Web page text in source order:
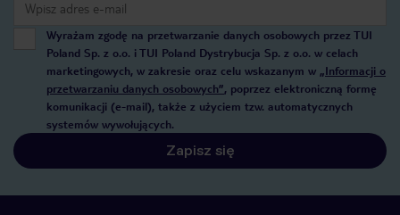
Wyrażam zgodę na przetwarzanie danych osobowych przez TUI
Poland Sp. z o.o. i TUI Poland Dystrybucja Sp. z o.o. w celach
marketingowych, w zakresie oraz celu wskazanym w „Informacji o
przetwarzaniu danych osobowych”, poprzez elektroniczną formę
komunikacji (e-mail), także z użyciem tzw. automatycznych
systemów wywołujących.
Zapisz się